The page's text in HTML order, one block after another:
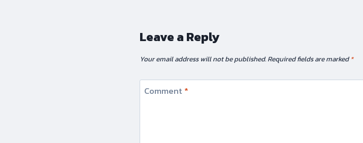
Leave a Reply
Your email address will not be published. Required fields are marked*
Comment *